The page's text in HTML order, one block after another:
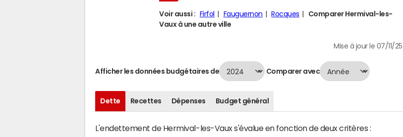
Voir aussi : Firfol Fauguernon Rocques
Comparer Hermival-les-
Vaux à une autre ville
Mise à jour le 07/11/25
Afficher les données budgétaires de Comparer avec
Dette Recettes Dépenses Budget général
L'endettement de Hermival-les-Vaux s'évalue en fonction de deux critères :